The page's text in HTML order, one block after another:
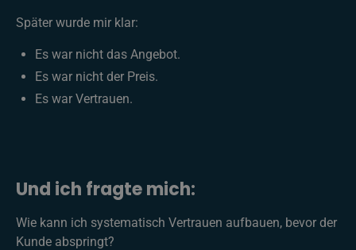
Später wurde mir klar:
Es war nicht das Angebot.
Es war nicht der Preis.
Es war Vertrauen.
Und ich fragte mich:
Wie kann ich systematisch Vertrauen aufbauen, bevor der
Kunde abspringt?